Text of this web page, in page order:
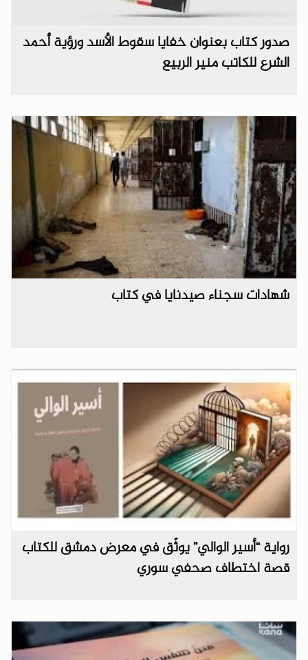
صدور كتاب بعنوان خفايا سقوط الأسد ورؤية أحمد
الشرع للكاتب منير الربيع
شهادات سجناء صيدنايا في كتاب
رواية “أسير الوالي” يوثّق في معرض دمشق للكتاب
قصة اختطاف صحفي سوري